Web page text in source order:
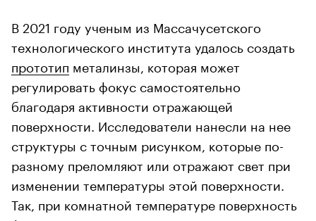
В 2021 году ученым из Массачусетского
технологического института удалось создать
прототип металинзы, которая может
регулировать фокус самостоятельно
благодаря активности отражающей
поверхности. Исследователи нанесли на нее
структуры с точным рисунком, которые по-
разному преломляют или отражают свет при
изменении температуры этой поверхности.
Так, при комнатной температуре поверхность